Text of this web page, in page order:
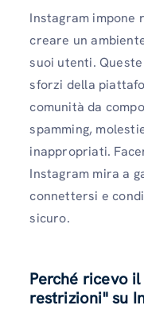
Instagram
creare un
suoi utenti.
sforzi della
comunità da
spamming,
inappropriati.
Instagram mira a
connettersi e
sicuro.
Perché ricevo
restrizioni" su